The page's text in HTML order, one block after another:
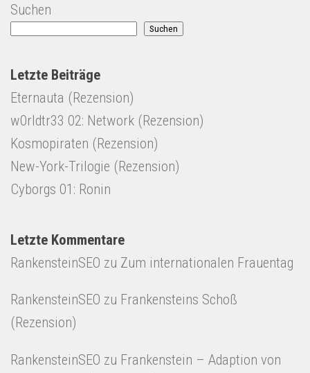
Suchen
Suchen
Letzte Beiträge
Eternauta (Rezension)
w0rldtr33 02: Network (Rezension)
Kosmopiraten (Rezension)
New-York-Trilogie (Rezension)
Cyborgs 01: Ronin
Letzte Kommentare
RankensteinSEO zu Zum internationalen Frauentag
RankensteinSEO zu Frankensteins Schoß
(Rezension)
RankensteinSEO zu Frankenstein – Adaption von